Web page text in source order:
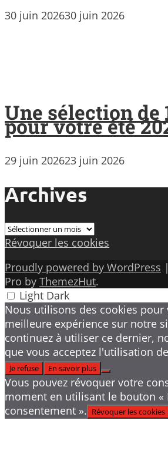
30 juin 202630 juin 2026
Une sélection de
pour votre été
29 juin 202623 juin 2026
Archives
Archives
Révoquer les cookies
Proudly powered by WordPress |
Pro by ThemezHut.
Light Dark
Nous utilisons des cookies pour
meilleure expérience sur notre
continuez à utiliser ce dernier,
que vous acceptez l'utilisation
Je refuse
En savoir plus
Vous pouvez révoquer votre
moment en utilisant le bouton «
consentement ». Révoquer les cookies